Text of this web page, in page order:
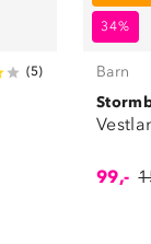
(5)
34%
Barn
99,-